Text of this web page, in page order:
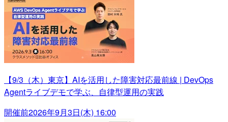
【9/3（木）東京】AIを活用した障害対応最前線 | DevOps
Agentライブデモで学ぶ、自律型運用の実践
開催前2026年9月3日(木) 16:00